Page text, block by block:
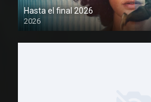
Hasta el final 2026
2026
1080P